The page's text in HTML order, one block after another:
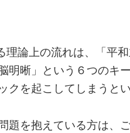
論上の流れは、「平
明晰」という６つのキ
を起こしてしまうとい
題を抱えている方は、